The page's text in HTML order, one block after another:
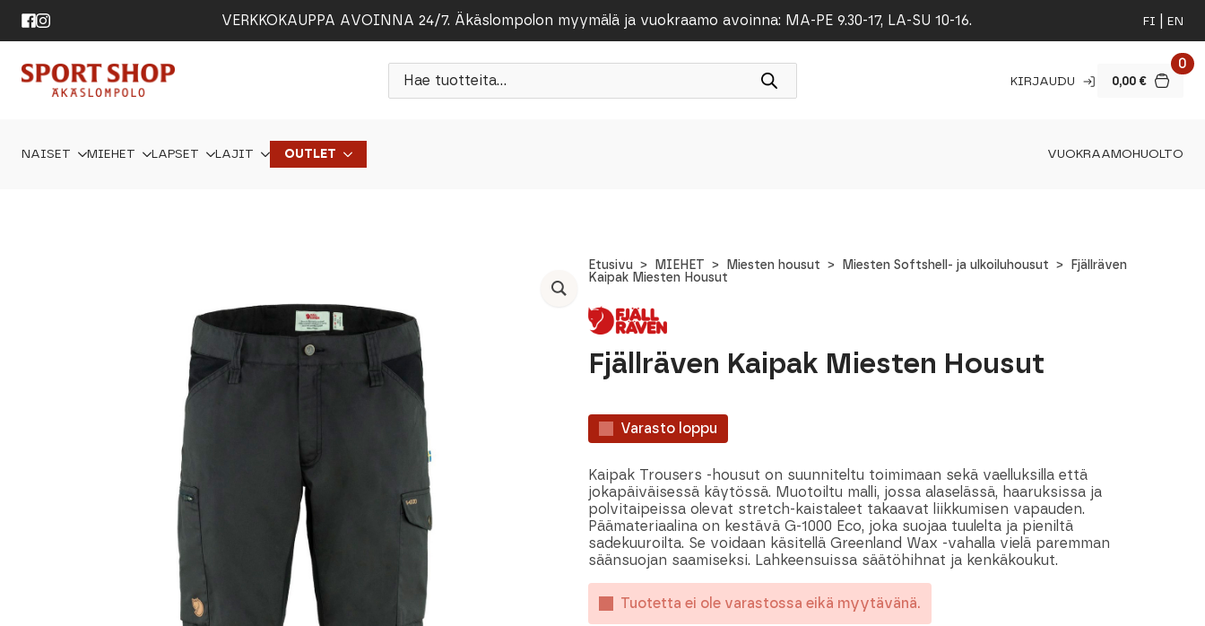
VERKKOKAUPPA AVOINNA 24/7. Äkäslompolon myymälä ja vuokraamo avoinna: MA-PE 9.30-17, LA-SU 10-16. FI EN
Products
search
KIRJAUDU 0,00 €
0
NAISET MIEHET LAPSET LAJIT OUTLET VUOKRAAMOHUOLTO
Etusivu MIEHET Miesten housut Miesten Softshell- ja ulkoiluhousut
Fjällräven
Kaipak Miesten Housut
Fjällräven Kaipak Miesten Housut
Varasto loppu
Kaipak Trousers -housut on suunniteltu toimimaan sekä vaelluksilla että
jokapäiväisessä käytössä. Muotoiltu malli, jossa alaselässä, haaruksissa ja
polvitaipeissa olevat stretch-kaistaleet takaavat liikkumisen vapauden.
Päämateriaalina on kestävä G-1000 Eco, joka suojaa tuulelta ja pieniltä
sadekuuroilta. Se voidaan käsitellä Greenland Wax -vahalla vielä paremman
säänsuojan saamiseksi. Lahkeensuissa säätöhihnat ja kenkäkoukut.
Tuotetta ei ole varastossa eikä myytävänä.